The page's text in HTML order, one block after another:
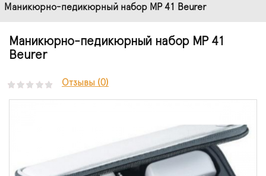
Маникюрно-педикюрный набор MP 41 Beurer
Маникюрно-педикюрный набор MP 41
Beurer
Отзывы (0)